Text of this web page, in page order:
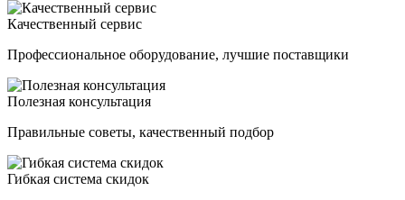
Качественный сервис
Профессиональное оборудование, лучшие поставщики
Полезная консультация
Правильные советы, качественный подбор
Гибкая система скидок